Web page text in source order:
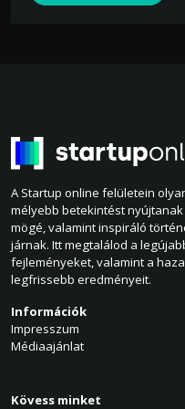
A Startup online felületein
mélyebb betekintést
mögé, valamint inspiráló
járnak. Itt megtalálod a
fejleményeket, valamint a
legfrissebb eredményeit.
Információk
Impresszum
Médiaajánlat
Kövess minket